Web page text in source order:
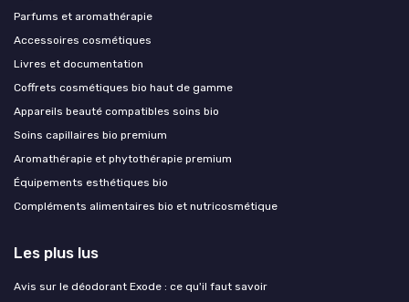
Parfums et aromathérapie
Accessoires cosmétiques
Livres et documentation
Coffrets cosmétiques bio haut de gamme
Appareils beauté compatibles soins bio
Soins capillaires bio premium
Aromathérapie et phytothérapie premium
Équipements esthétiques bio
Compléments alimentaires bio et nutricosmétique
Les plus lus
Avis sur le déodorant Exode : ce qu'il faut savoir